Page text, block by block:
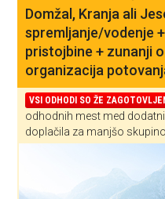
Domžal, Kranja ali
spremljanje/vodenje
pristojbine + zunanji
organizacija
VSI ODHODI SO ŽE
odhodnih mest med
doplačila za manjšo